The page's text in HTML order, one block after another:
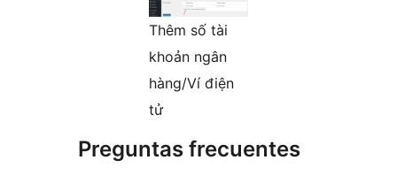
Thêm số tài
khoản ngân
hàng/Ví điện
tử
Preguntas frecuentes